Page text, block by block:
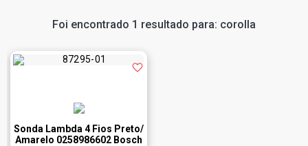
Foi encontrado 1 resultado para: corolla
Sonda Lambda 4 Fios Preto/
Amarelo 0258986602 Bosch